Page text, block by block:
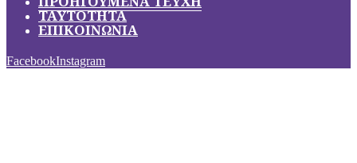
ΤΑΥΤΟΤΗΤΑ
ΕΠΙΚΟΙΝΩΝΙΑ
FacebookInstagram